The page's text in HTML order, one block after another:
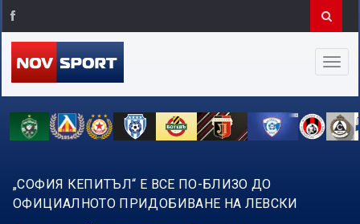
„СОФИЯ КЕПИТЪЛ“ Е ВСЕ ПО-БЛИЗО ДО
ОФИЦИАЛНОТО ПРИДОБИВАНЕ НА ЛЕВСКИ